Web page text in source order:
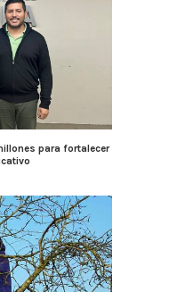
para fortalecer